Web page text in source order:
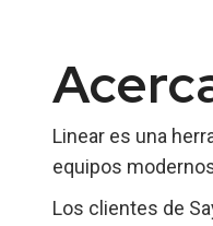
Linear es una
equipos
Los clientes de